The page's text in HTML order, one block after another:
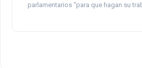
parlamentarios “para que hagan su